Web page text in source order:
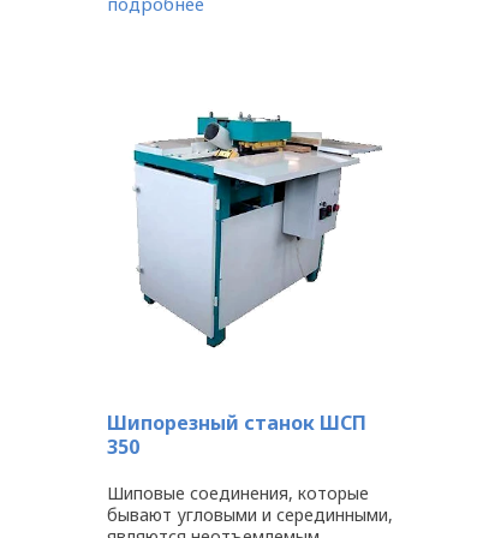
управления на ...
Шипорезный станок ШСП
350
Шиповые соединения, которые
бывают угловыми и серединными,